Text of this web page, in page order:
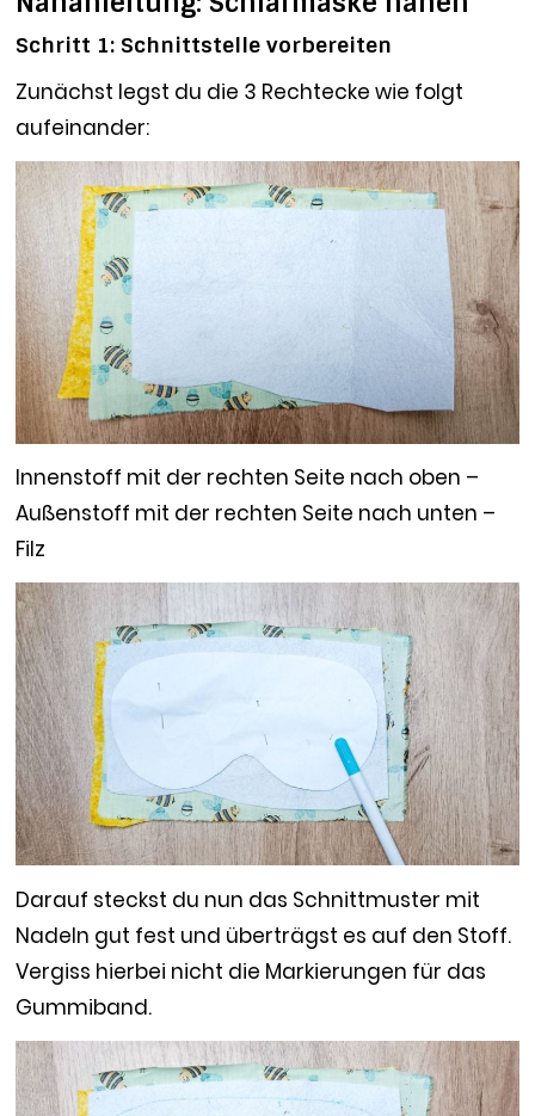
Schritt 1: Schnittstelle vorbereiten
Zunächst legst du die 3 Rechtecke wie folgt
aufeinander:
Innenstoff mit der rechten Seite nach oben –
Außenstoff mit der rechten Seite nach unten –
Filz
Darauf steckst du nun das Schnittmuster mit
Nadeln gut fest und überträgst es auf den Stoff.
Vergiss hierbei nicht die Markierungen für das
Gummiband.